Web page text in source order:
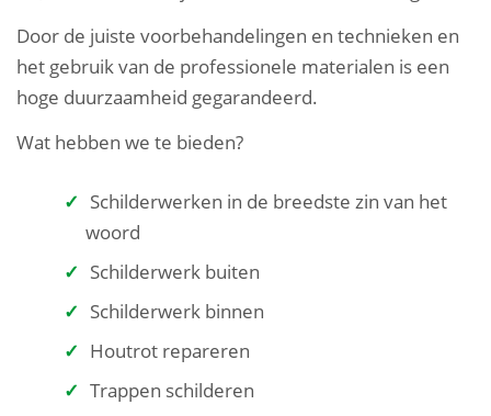
Door de juiste voorbehandelingen en technieken en
het gebruik van de professionele materialen is een
hoge duurzaamheid gegarandeerd.
Wat hebben we te bieden?
Schilderwerken in de breedste zin van het
woord
Schilderwerk buiten
Schilderwerk binnen
Houtrot repareren
Trappen schilderen